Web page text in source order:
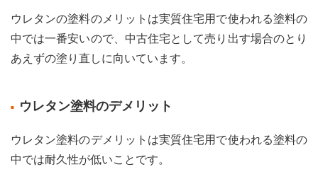
価格
3.3.1
親水
メリ
ット
3.3.2
親水
性塗
ウレタンの塗料のメリットは実質住宅用で使われる塗料の
中では一番安いので、中古住宅として売り出す場合のとり
あえずの塗り直しに向いています。
ウレタン塗料のデメリット
ウレタン塗料のデメリットは実質住宅用で使われる塗料の
中では耐久性が低いことです。